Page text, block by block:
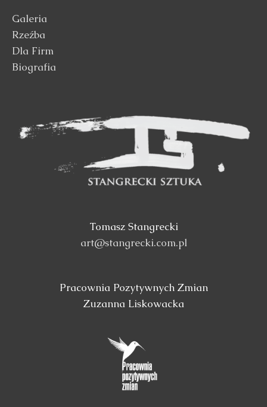
Galeria
Rzeźba
Dla Firm
Biografia
Tomasz Stangrecki
art@stangrecki.com.pl
Pracownia Pozytywnych Zmian
Zuzanna Liskowacka